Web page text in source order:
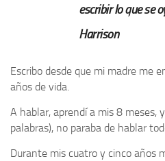
escribir lo que se
Harrison
Escribo desde que mi madre me
años de vida.
A hablar, aprendí a mis 8 meses,
palabras), no paraba de hablar
Durante mis cuatro y cinco años